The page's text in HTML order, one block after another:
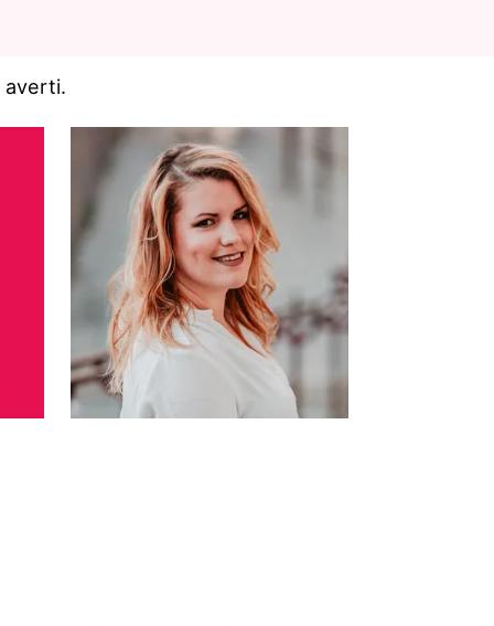
averti.